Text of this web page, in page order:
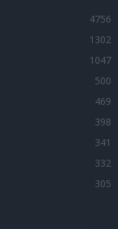
4756
1302
1047
500
469
398
341
332
305